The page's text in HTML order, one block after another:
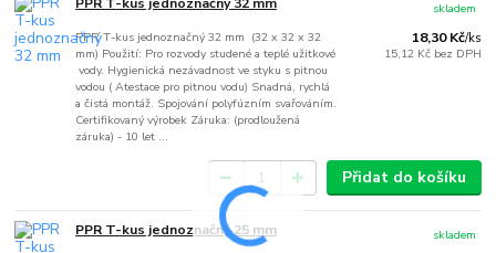
PPR T-kus jednoznačný 32 mm (32 x 32 x 32
mm) Použití: Pro rozvody studené a teplé užitkové
vody. Hygienická nezávadnost ve styku s pitnou
vodou ( Atestace pro pitnou vodu) Snadná, rychlá
a čistá montáž. Spojování polyfúzním svařováním.
Certifikovaný výrobek Záruka: (prodloužená
záruka) - 10 let ...
18,30 Kč/ks
15,12 Kč bez DPH
skladem
Přidat do košíku
PPR T-kus jednoznačný 25 mm skladem